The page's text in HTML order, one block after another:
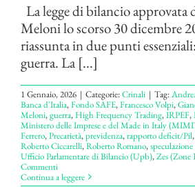
La legge di bilancio approvata
Meloni lo scorso 30 dicembre
riassunta in due punti
guerra. La [...]
1 Gennaio, 2026 | Categorie:Crinali | Tag:
Banca d'Italia,Fondo SAFE,Francesco Volpi,
Meloni,guerra,High Frequency Trading,IRPEF,
Ministero delle Imprese e del Made in Italy
Ferrero,Precarietà,previdenza,rapporto deficit/Pil,
Roberto Ciccarelli,Roberto Romano,
Ufficio Parlamentare di Bilancio (Upb),Zes (Zone
Commenti
Continua a leggere